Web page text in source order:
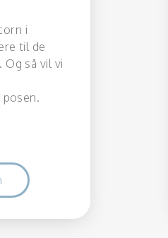
i
til de
Og så vil vi